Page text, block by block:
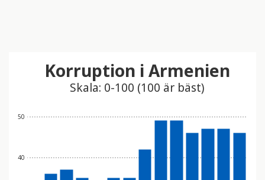
40
50
Korruption i Armenien
Skala: 0-100 (100 är bäst)